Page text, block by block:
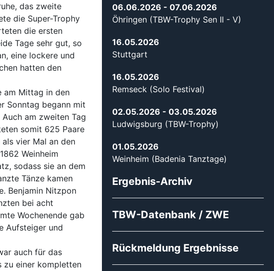
das zweite
die Super-Trophy
die ersten
Tage sehr gut, so
eine lockere und
hatten den
am Mittag in den
Sonntag begann mit
am zweiten Tag
somit 625 Paare
als vier Mal an den
Weinheim
sodass sie an dem
Tänze kamen
Benjamin Nitzpon
bei acht
Wochenende gab
Aufsteiger und
auch für das
zu einer kompletten
06.06.2026 - 07.06.2026
Öhringen (TBW-Trophy Sen II - V)
16.05.2026
Stuttgart
16.05.2026
Remseck (Solo Festival)
02.05.2026 - 03.05.2026
Ludwigsburg (TBW-Trophy)
01.05.2026
Weinheim (Badenia Tanztage)
Ergebnis-Archiv
TBW-Datenbank / ZWE
Rückmeldung Ergebnisse